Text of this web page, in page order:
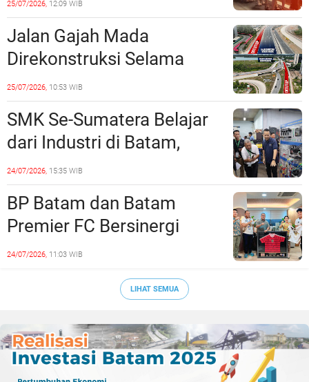
25/07/2026, 12:09 WIB
Jalan Gajah Mada
Direkonstruksi Selama
Empat Minggu, Ini Skema
Rekayasa Lalu Lintasnya
25/07/2026, 10:53 WIB
SMK Se-Sumatera Belajar
dari Industri di Batam,
Siapkan Lulusan Siap Kerja
Era Digital
24/07/2026, 15:35 WIB
BP Batam dan Batam
Premier FC Bersinergi
Cetak Generasi Emas
24/07/2026, 11:03 WIB
LIHAT SEMUA